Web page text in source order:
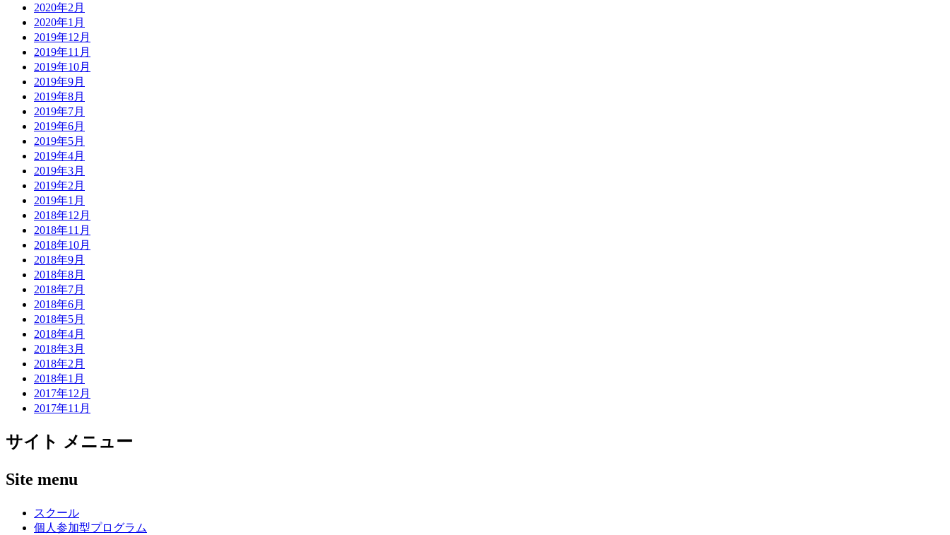
2020年2月
2020年1月
2019年12月
2019年11月
2019年10月
2019年9月
2019年8月
2019年7月
2019年6月
2019年5月
2019年4月
2019年3月
2019年2月
2019年1月
2018年12月
2018年11月
2018年10月
2018年9月
2018年8月
2018年7月
2018年6月
2018年5月
2018年4月
2018年3月
2018年2月
2018年1月
2017年12月
2017年11月
サイト メニュー
Site menu
スクール
個人参加型プログラム